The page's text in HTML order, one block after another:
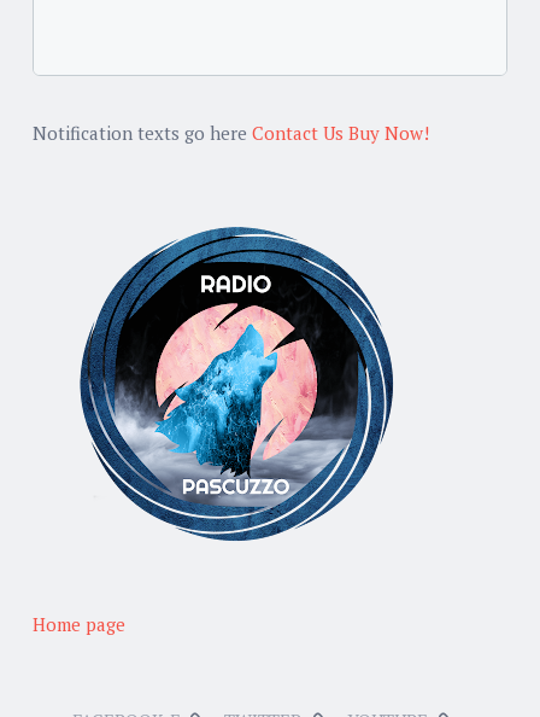
Notification texts go here Contact Us Buy Now!
Home page